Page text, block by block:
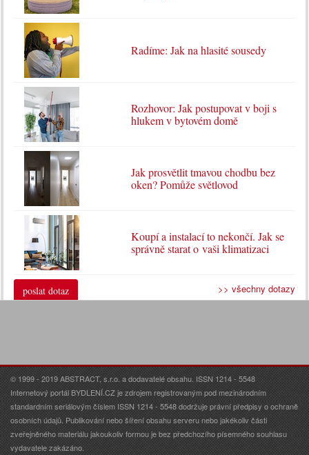
Radíme: Jak na hlasité sousedy
Rozhovor: Jak postupovat v boji s
hlukem v bytovém domě
Jak prosvětlit tmavou chodbu bez
oken? Pomůže světlovod
Koupí a instalací to nekončí. Jak se
správně starat o vaši klimatizaci
poslat dotaz >> všechny dotazy
© 1999 - 2019 ABSTRACT, s.r.o. a dodavatelé obsahu. ISSN 1214 - 5548
Internetový portál BYDLENÍ.CZ je zdrojem registrovaným pod mezinárodním
standardním seriálovým číslem ISSN 1214 - 5548 dodržuje právní předpisy o ochraně
osobních údajů. Publikování nebo šíření obsahu serveru nebo jakékoliv části
zveřejněného materiálu jakoukoliv formou je bez předchozího písemného souhlasu
vydavatele zakázáno.